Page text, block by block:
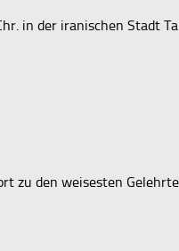
in der iranischen Stadt
zu den weisesten